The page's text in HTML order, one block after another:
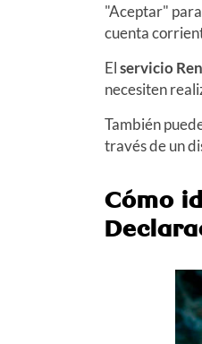
"Aceptar"
cuenta
Elservicio
necesiten
También
través de un
Cómo